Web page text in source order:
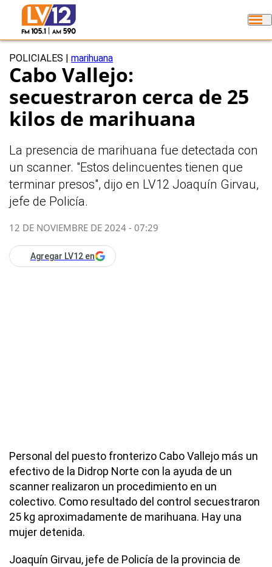
POLICIALES marihuana
Cabo Vallejo:
secuestraron cerca de 25
kilos de marihuana
La presencia de marihuana fue detectada con
un scanner. "Estos delincuentes tienen que
terminar presos", dijo en LV12 Joaquín Girvau,
jefe de Policía.
12 DE NOVIEMBRE DE 2024 - 07:29
Agregar LV12 en
Personal del puesto fronterizo Cabo Vallejo más un
efectivo de la Didrop Norte con la ayuda de un
scanner realizaron un procedimiento en un
colectivo. Como resultado del control secuestraron
25 kg aproximadamente de marihuana. Hay una
mujer detenida.
Joaquín Girvau, jefe de Policía de la provincia de